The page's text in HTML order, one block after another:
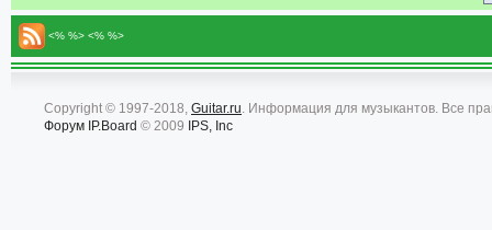
<% %> <% %>
Copyright © 1997-2018, Guitar.ru. Информация для музыкантов. Все
Форум IP.Board © 2009 IPS, Inc